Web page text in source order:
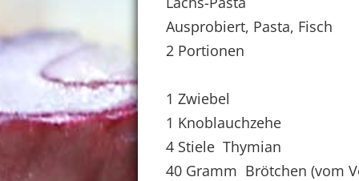
Ausprobiert, Pasta, Fisch
2 Portionen
1 Zwiebel
1 Knoblauchzehe
4 Stiele Thymian
40 Gramm Brötchen (vom